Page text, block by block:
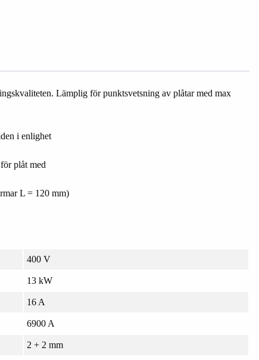
Lämplig för punktsvetsning av plåtar med max
i enlighet
plåt med
L = 120 mm)
400 V
13 kW
16 A
6900 A
2 + 2 mm